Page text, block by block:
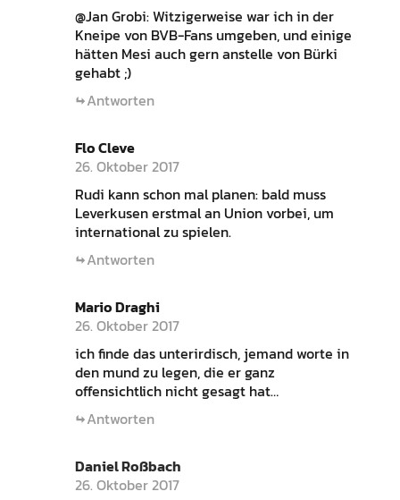
@Jan Grobi: Witzigerweise war ich in der
Kneipe von BVB-Fans umgeben, und einige
hätten Mesi auch gern anstelle von Bürki
gehabt ;)
Antworten
Flo Cleve
26. Oktober 2017
Rudi kann schon mal planen: bald muss
Leverkusen erstmal an Union vorbei, um
international zu spielen.
Antworten
Mario Draghi
26. Oktober 2017
ich finde das unterirdisch, jemand worte in
den mund zu legen, die er ganz
offensichtlich nicht gesagt hat…
Antworten
Daniel Roßbach
26. Oktober 2017